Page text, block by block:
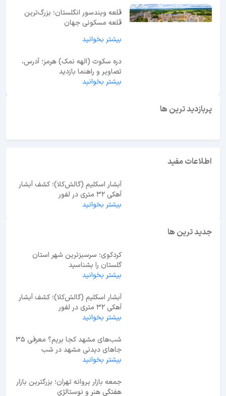
قلعه ویندسور انگلستان؛ بزرگ‌ترین
قلعه مسکونی جهان
بیشتر بخوانید
دره سکوت (الهه نمک) هرمز؛ آدرس،
تصاویر و راهنما بازدید
بیشتر بخوانید
پربازدید ترین ها
ابوظبی یا دبی؟ راهنمای انتخاب بهترین مقصد سفر در
آهکی ۳۲ متری در لفور
بیشتر بخوانید
کردکوی؛ سرسبزترین شهر استان
بیشتر بخوانید